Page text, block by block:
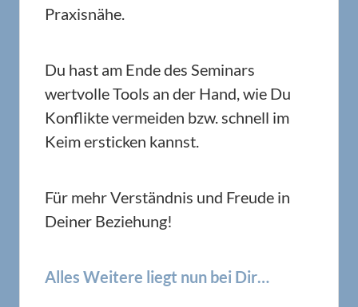
Praxisnähe.
Du hast am Ende des Seminars
wertvolle Tools an der Hand, wie Du
Konflikte vermeiden bzw. schnell im
Keim ersticken kannst.
Für mehr Verständnis und Freude in
Deiner Beziehung!
Alles Weitere liegt nun bei Dir…